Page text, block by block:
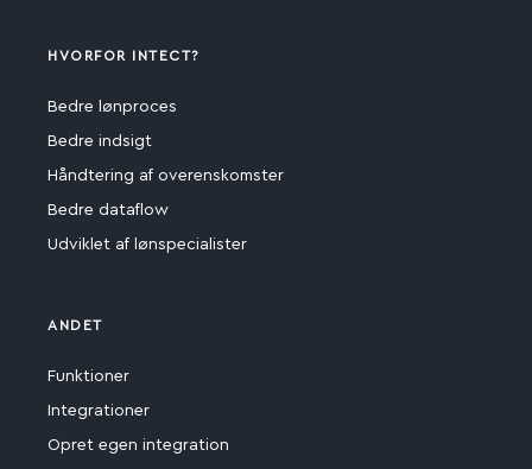
HVORFOR INTECT?
Bedre lønproces
Bedre indsigt
Håndtering af overenskomster
Bedre dataflow
Udviklet af lønspecialister
ANDET
Funktioner
Integrationer
Opret egen integration